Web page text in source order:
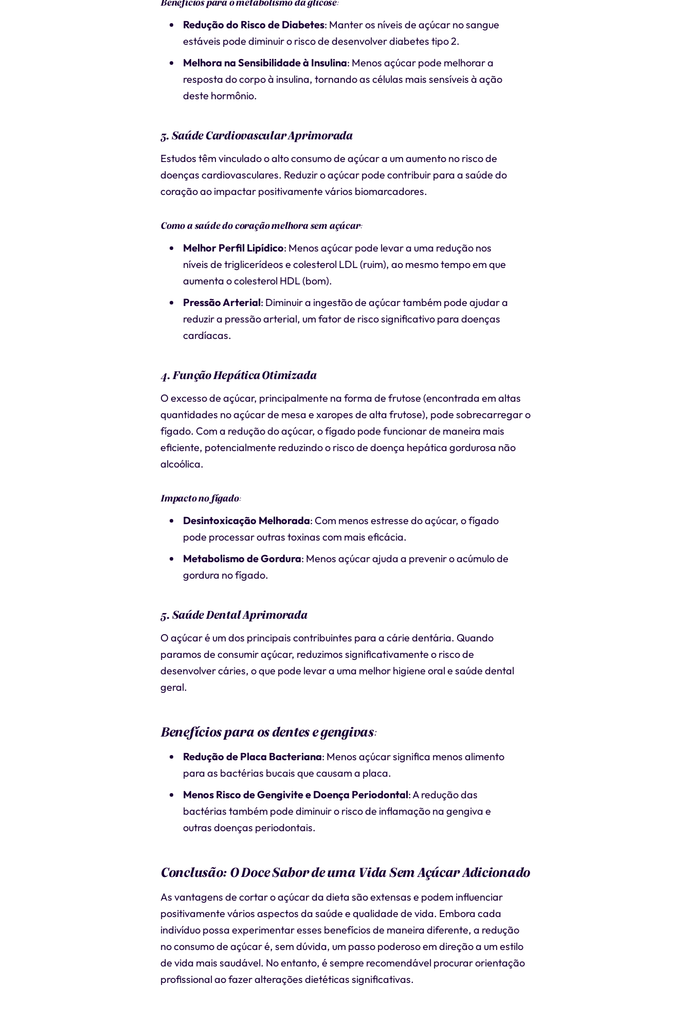
Redução do Risco de Diabetes: Manter os níveis de açúcar no sangue
estáveis pode diminuir o risco de desenvolver diabetes tipo 2.
Melhora na Sensibilidade à Insulina: Menos açúcar pode melhorar a
resposta do corpo à insulina, tornando as células mais sensíveis à ação
deste hormônio.
3. Saúde Cardiovascular Aprimorada
Estudos têm vinculado o alto consumo de açúcar a um aumento no risco de
doenças cardiovasculares. Reduzir o açúcar pode contribuir para a saúde do
coração ao impactar positivamente vários biomarcadores.
Como a saúde do coração melhora sem açúcar:
Melhor Perfil Lipídico: Menos açúcar pode levar a uma redução nos
níveis de triglicerídeos e colesterol LDL (ruim), ao mesmo tempo em que
aumenta o colesterol HDL (bom).
Pressão Arterial: Diminuir a ingestão de açúcar também pode ajudar a
reduzir a pressão arterial, um fator de risco significativo para doenças
cardíacas.
4. Função Hepática Otimizada
O excesso de açúcar, principalmente na forma de frutose (encontrada em altas
quantidades no açúcar de mesa e xaropes de alta frutose), pode sobrecarregar o
fígado. Com a redução do açúcar, o fígado pode funcionar de maneira mais
eficiente, potencialmente reduzindo o risco de doença hepática gordurosa não
alcoólica.
Impacto no fígado:
Desintoxicação Melhorada: Com menos estresse do açúcar, o fígado
pode processar outras toxinas com mais eficácia.
Metabolismo de Gordura: Menos açúcar ajuda a prevenir o acúmulo de
gordura no fígado.
5. Saúde Dental Aprimorada
O açúcar é um dos principais contribuintes para a cárie dentária. Quando
paramos de consumir açúcar, reduzimos significativamente o risco de
desenvolver cáries, o que pode levar a uma melhor higiene oral e saúde dental
geral.
Benefícios para os dentes e gengivas:
Redução de Placa Bacteriana: Menos açúcar significa menos alimento
para as bactérias bucais que causam a placa.
Menos Risco de Gengivite e Doença Periodontal: A redução das
bactérias também pode diminuir o risco de inflamação na gengiva e
outras doenças periodontais.
Conclusão: O Doce Sabor de uma Vida Sem Açúcar Adicionado
As vantagens de cortar o açúcar da dieta são extensas e podem influenciar
positivamente vários aspectos da saúde e qualidade de vida. Embora cada
indivíduo possa experimentar esses benefícios de maneira diferente, a redução
no consumo de açúcar é, sem dúvida, um passo poderoso em direção a um estilo
de vida mais saudável. No entanto, é sempre recomendável procurar orientação
profissional ao fazer alterações dietéticas significativas.